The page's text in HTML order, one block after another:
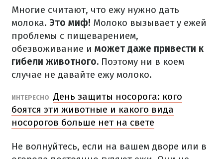
Многие считают, что ежу нужно дать
молока. Это миф! Молоко вызывает у ежей
проблемы с пищеварением,
обезвоживание и может даже привести к
гибели животного. Поэтому ни в коем
случае не давайте ежу молоко.
ИНТЕРЕСНО День защиты носорога: кого
боятся эти животные и какого вида
носорогов больше нет на свете
Не волнуйтесь, если на вашем дворе или в